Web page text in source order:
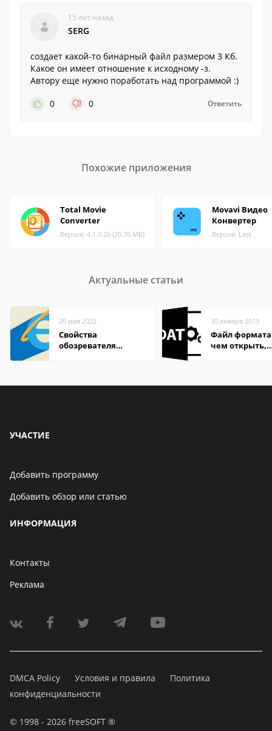
15 лет назад
SERG
создает какой-то бинарный файл размером 3 Кб.
Какое он имеет отношение к исходному -з.
Автору еще нужно поработать над программой :)
0
0 Ответить
Похожие приложения
Total Movie
Converter
Версия: 4.1.0.26 (20.76 МБ)
Movavi Видео
Конвертер
Версия: Last
Актуальные статьи
20 мая 2022
Свойства
обозревателя
30 января 2019
Файл формата
чем открыть,
УЧАСТИЕ
Добавить программу
Добавить обзор или статью
ИНФОРМАЦИЯ
Контакты
Реклама
DMCA Policy Условия и правила
Политика
конфиденциальности
© 1998 - 2026 freeSOFT ®